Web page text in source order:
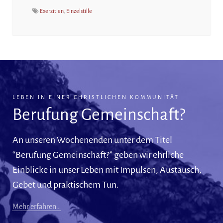
Exerzitien Einzelstille
LEBEN IN EINER CHRISTLICHEN KOMMUNITÄT
Berufung Gemeinschaft?
An unseren Wochenenden unter dem Titel
“Berufung Gemeinschaft?” geben wir ehrliche
Einblicke in unser Leben mit Impulsen, Austausch,
Gebet und praktischem Tun.
Mehr erfahren…